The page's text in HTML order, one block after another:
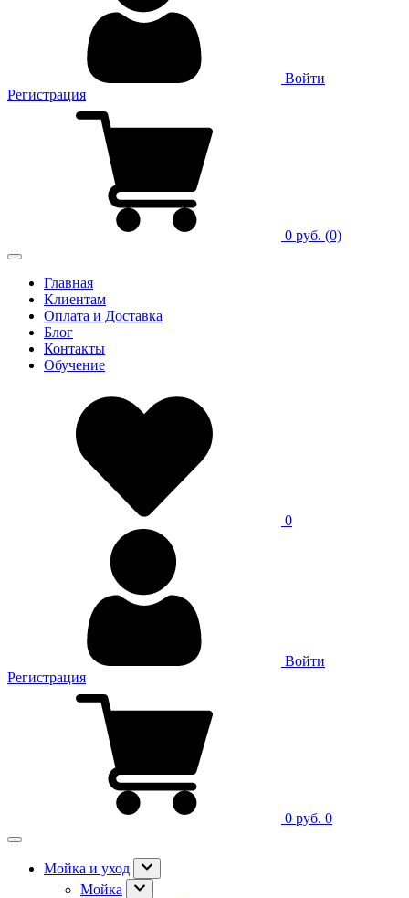
Войти
Регистрация
0 руб. (0)
Главная
Клиентам
Оплата и Доставка
Блог
Контакты
Обучение
0
Войти
Регистрация
0 руб. 0
Мойка и уход
Мойка